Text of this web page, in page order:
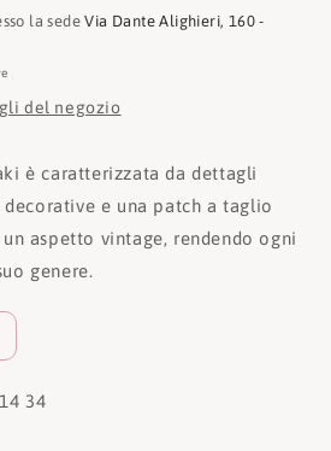
la sedeVia Dante Alighieri, 160 -
del negozio
è caratterizzata da dettagli
e una patch a taglio
aspetto vintage, rendendo ogni
genere.
34